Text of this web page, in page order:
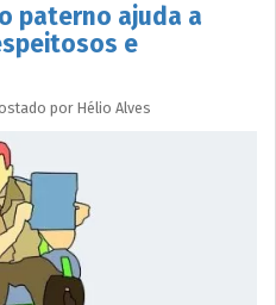
paterno ajuda a
e
porHélio Alves